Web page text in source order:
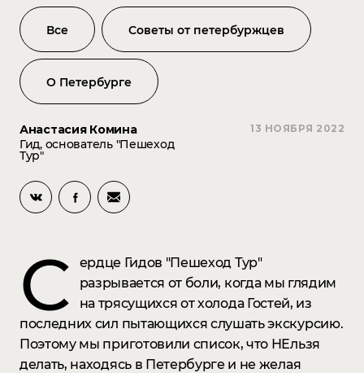
Все Советы от петербуржцев
О Петербурге
Анастасия Комина
Гид, основатель "Пешеход
Тур"
13 НОЯБРЯ 2022
С
ердце Гидов "Пешеход Тур"
разрывается от боли, когда мы глядим
на трясущихся от холода Гостей, из
последних сил пытающихся слушать экскурсию.
Поэтому мы приготовили список, что НЕльзя
делать, находясь в Петербурге и не желая